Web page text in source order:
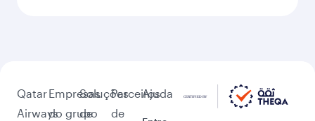
Qatar
Airways
Empresas
do grupo
Soluções
de
Parceiros
de
Ajuda